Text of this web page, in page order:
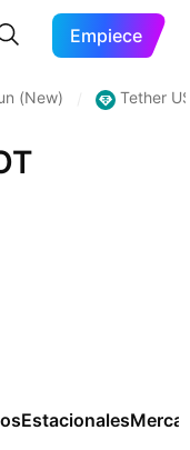
Empiece
(New) Tether
Estacionales